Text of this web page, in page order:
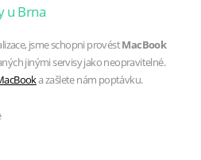
u Brna
jsme schopni provéstMacBook
jinými servisy jako neopravitelné.
a zašlete nám poptávku.